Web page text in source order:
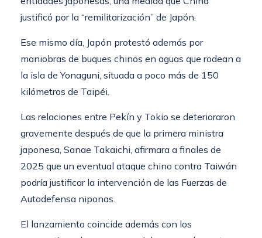
justificó por la “remilitarización” de Japón.
Ese mismo día, Japón protestó además por
maniobras de buques chinos en aguas que rodean a
la isla de Yonaguni, situada a poco más de 150
kilómetros de Taipéi.
Las relaciones entre Pekín y Tokio se deterioraron
gravemente después de que la primera ministra
japonesa, Sanae Takaichi, afirmara a finales de
2025 que un eventual ataque chino contra Taiwán
podría justificar la intervención de las Fuerzas de
Autodefensa niponas.
El lanzamiento coincide además con los